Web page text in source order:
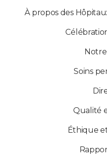
À propos des
Soins
Qualité
Éthique